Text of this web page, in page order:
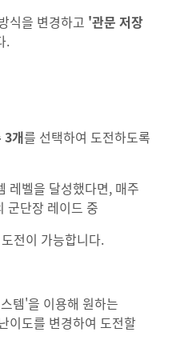
식을 변경하고 '관문 저장
.
3개를 선택하여 도전하도록
레벨을 달성했다면, 매주
군단장 레이드 중
전이 가능합니다.
템'을 이용해 원하는
이도를 변경하여 도전할